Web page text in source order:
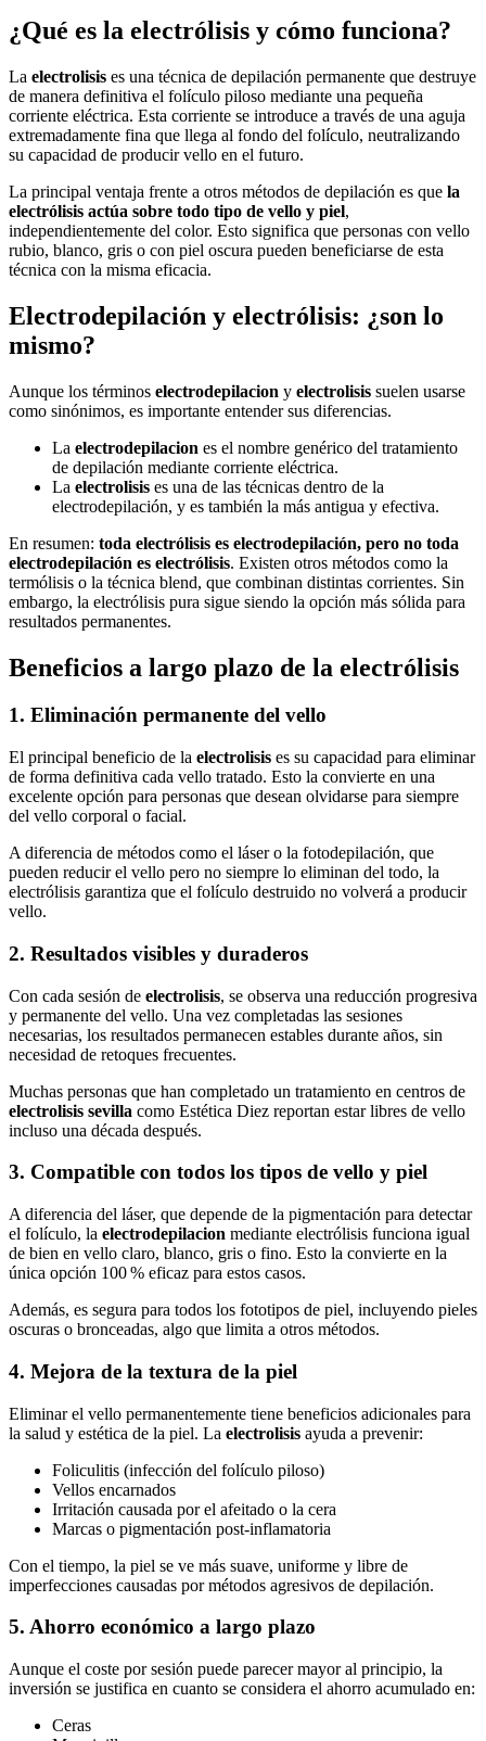
¿Qué es la electrólisis y cómo funciona?
La electrolisis es una técnica de depilación permanente que destruye
de manera definitiva el folículo piloso mediante una pequeña
corriente eléctrica. Esta corriente se introduce a través de una aguja
extremadamente fina que llega al fondo del folículo, neutralizando
su capacidad de producir vello en el futuro.
La principal ventaja frente a otros métodos de depilación es que la
electrólisis actúa sobre todo tipo de vello y piel,
independientemente del color. Esto significa que personas con vello
rubio, blanco, gris o con piel oscura pueden beneficiarse de esta
técnica con la misma eficacia.
Electrodepilación y electrólisis: ¿son lo
mismo?
Aunque los términos electrodepilacion y electrolisis suelen usarse
como sinónimos, es importante entender sus diferencias.
La electrodepilacion es el nombre genérico del tratamiento
de depilación mediante corriente eléctrica.
La electrolisis es una de las técnicas dentro de la
electrodepilación, y es también la más antigua y efectiva.
En resumen: toda electrólisis es electrodepilación, pero no toda
electrodepilación es electrólisis. Existen otros métodos como la
termólisis o la técnica blend, que combinan distintas corrientes. Sin
embargo, la electrólisis pura sigue siendo la opción más sólida para
resultados permanentes.
Beneficios a largo plazo de la electrólisis
1. Eliminación permanente del vello
El principal beneficio de la electrolisis es su capacidad para eliminar
de forma definitiva cada vello tratado. Esto la convierte en una
excelente opción para personas que desean olvidarse para siempre
del vello corporal o facial.
A diferencia de métodos como el láser o la fotodepilación, que
pueden reducir el vello pero no siempre lo eliminan del todo, la
electrólisis garantiza que el folículo destruido no volverá a producir
vello.
2. Resultados visibles y duraderos
Con cada sesión de electrolisis, se observa una reducción progresiva
y permanente del vello. Una vez completadas las sesiones
necesarias, los resultados permanecen estables durante años, sin
necesidad de retoques frecuentes.
Muchas personas que han completado un tratamiento en centros de
electrolisis sevilla como Estética Diez reportan estar libres de vello
incluso una década después.
3. Compatible con todos los tipos de vello y piel
A diferencia del láser, que depende de la pigmentación para detectar
el folículo, la electrodepilacion mediante electrólisis funciona igual
de bien en vello claro, blanco, gris o fino. Esto la convierte en la
única opción 100 % eficaz para estos casos.
Además, es segura para todos los fototipos de piel, incluyendo pieles
oscuras o bronceadas, algo que limita a otros métodos.
4. Mejora de la textura de la piel
Eliminar el vello permanentemente tiene beneficios adicionales para
la salud y estética de la piel. La electrolisis ayuda a prevenir:
Foliculitis (infección del folículo piloso)
Vellos encarnados
Irritación causada por el afeitado o la cera
Marcas o pigmentación post-inflamatoria
Con el tiempo, la piel se ve más suave, uniforme y libre de
imperfecciones causadas por métodos agresivos de depilación.
5. Ahorro económico a largo plazo
Aunque el coste por sesión puede parecer mayor al principio, la
inversión se justifica en cuanto se considera el ahorro acumulado en:
Ceras